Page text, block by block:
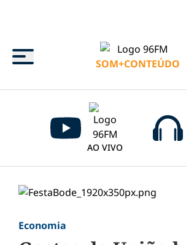
Menu
SOM+CONTEÚDO
AO VIVO
Economia